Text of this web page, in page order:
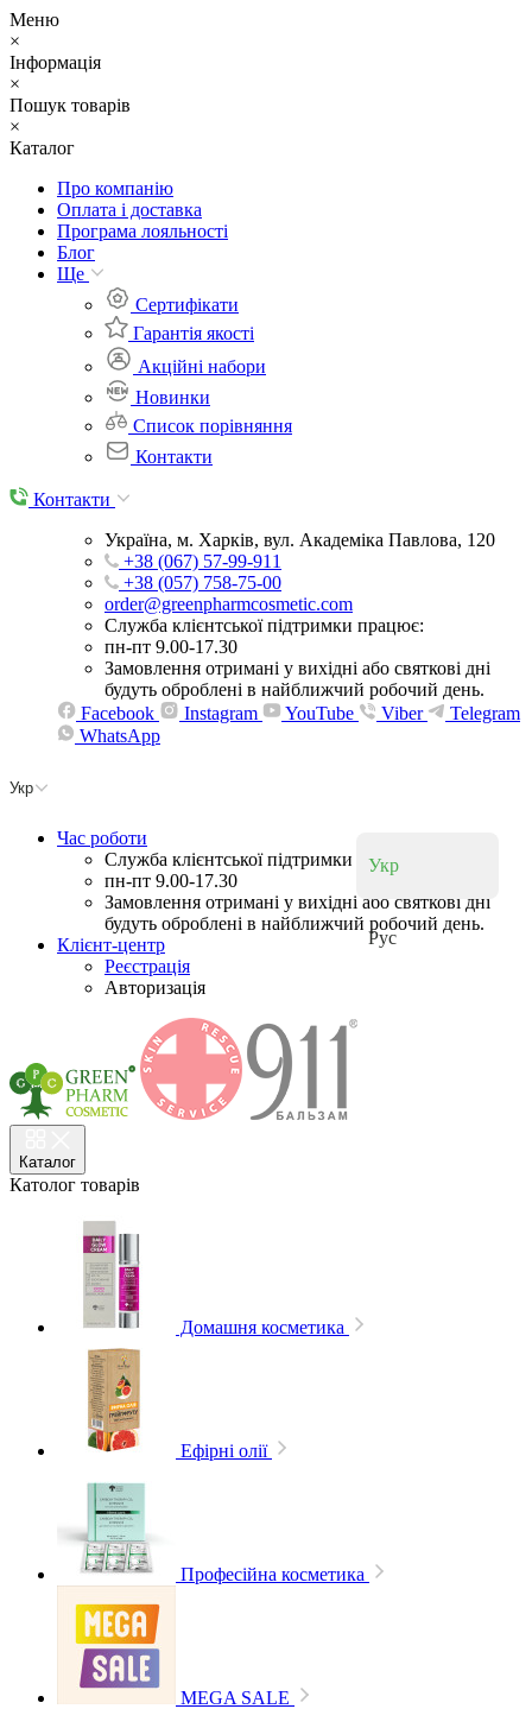
Меню
×
Інформація
×
Пошук товарів
×
Каталог
Про компанію
Оплата і доставка
Програма лояльності
Блог
Ще
Cертифікати
Гарантія якості
Акційні набори
Новинки
Список порівняння
Контакти
Контакти
Україна, м. Харків, вул. Академіка Павлова, 120
+38 (067) 57-99-911
+38 (057) 758-75-00
order@greenpharmcosmetic.com
Служба клієнтської підтримки працює:
пн-пт 9.00-17.30
Замовлення отримані у вихідні або святкові дні
будуть оброблені в найближчий робочий день.
Facebook
Instagram YouTube Viber
Telegram
WhatsApp
Укр
Укр
Рус
Час роботи
Служба клієнтської підтримки працює:
пн-пт 9.00-17.30
Замовлення отримані у вихідні або святкові дні
будуть оброблені в найближчий робочий день.
Клієнт-центр
Реєстрація
Авторизація
Каталог
Католог товарів
Домашня косметика
Ефірні олії
Професійна косметика
MEGA SALE